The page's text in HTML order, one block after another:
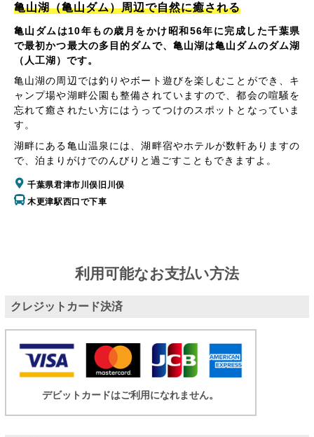
亀山湖（亀山ダム）周辺で自然に癒される
亀山ダムは10年もの歳月をかけ昭和56年に完成した千葉県
で最初かつ最大の多目的ダムで、亀山湖は亀山ダムのダム湖
（人工湖）です。
亀山湖の周辺では釣りやボート遊びを楽しむことができ、キ
ャンプ場や湖畔公園も整備されていますので、都会の喧騒を
忘れて癒されたい方にはうってつけのスポットとなっていま
す。
湖畔にある亀山温泉には、湖畔宿やホテルが数軒ありますの
で、泊まりがけでのんびりと過ごすこともできますよ。
千葉県君津市川俣旧川俣
木更津駅西口で下車
利用可能なお支払い方法
クレジットカード決済
デビットカードはご利用になれません。